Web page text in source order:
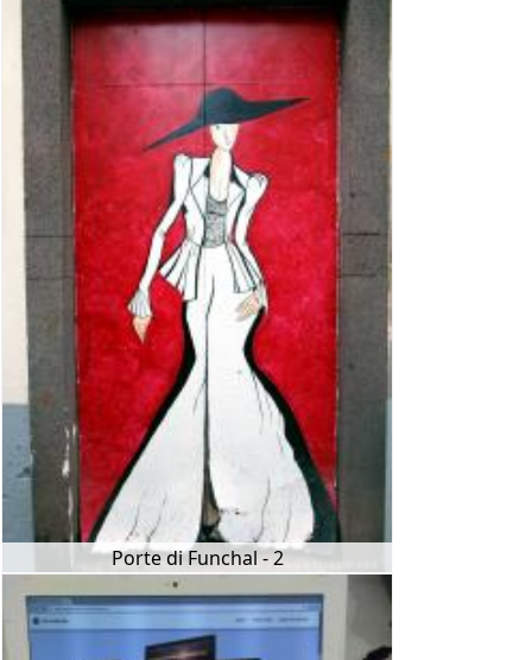
Porte di Funchal - 2